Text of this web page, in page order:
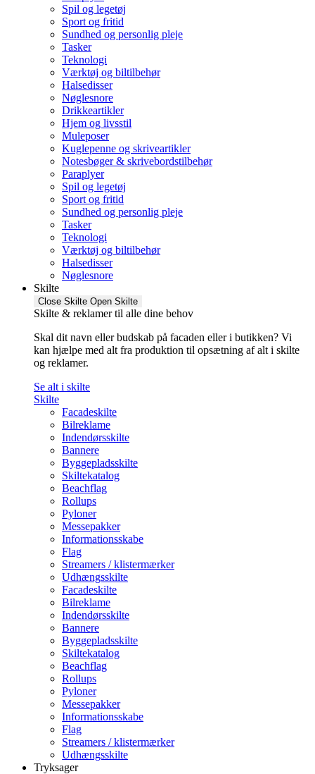
Spil og legetøj
Sport og fritid
Sundhed og personlig pleje
Tasker
Teknologi
Værktøj og biltilbehør
Halsedisser
Nøglesnore
Drikkeartikler
Hjem og livsstil
Muleposer
Kuglepenne og skriveartikler
Notesbøger & skrivebordstilbehør
Paraplyer
Spil og legetøj
Sport og fritid
Sundhed og personlig pleje
Tasker
Teknologi
Værktøj og biltilbehør
Halsedisser
Nøglesnore
Skilte
Close Skilte Open Skilte
Skilte & reklamer til alle dine behov
Skal dit navn eller budskab på facaden eller i butikken? Vi
kan hjælpe med alt fra produktion til opsætning af alt i skilte
og reklamer.
Se alt i skilte
Skilte
Facadeskilte
Bilreklame
Indendørsskilte
Bannere
Byggepladsskilte
Skiltekatalog
Beachflag
Rollups
Pyloner
Messepakker
Informationsskabe
Flag
Streamers / klistermærker
Udhængsskilte
Facadeskilte
Bilreklame
Indendørsskilte
Bannere
Byggepladsskilte
Skiltekatalog
Beachflag
Rollups
Pyloner
Messepakker
Informationsskabe
Flag
Streamers / klistermærker
Udhængsskilte
Tryksager